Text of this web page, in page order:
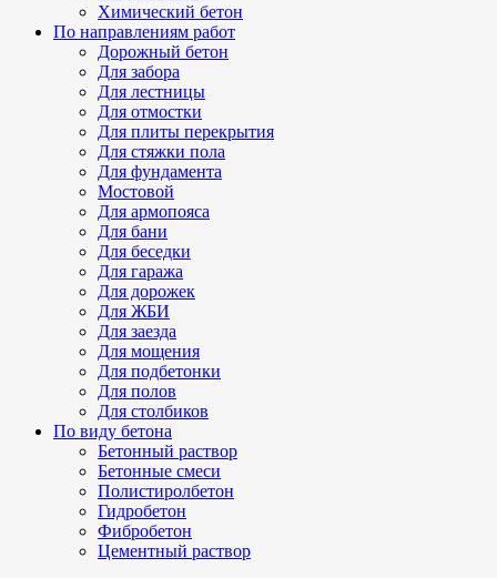
Химический бетон
По направлениям работ
Дорожный бетон
Для забора
Для лестницы
Для отмостки
Для плиты перекрытия
Для стяжки пола
Для фундамента
Мостовой
Для армопояса
Для бани
Для беседки
Для гаража
Для дорожек
Для ЖБИ
Для заезда
Для мощения
Для подбетонки
Для полов
Для столбиков
По виду бетона
Бетонный раствор
Бетонные смеси
Полистиролбетон
Гидробетон
Фибробетон
Цементный раствор